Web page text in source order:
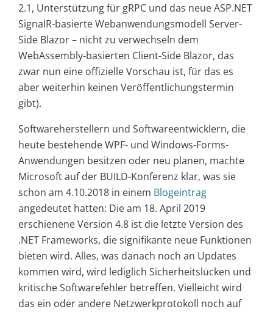
2.1, Unterstützung für gRPC und das neue ASP.NET
SignalR-basierte Webanwendungsmodell Server-
Side Blazor – nicht zu verwechseln dem
WebAssembly-basierten Client-Side Blazor, das
zwar nun eine offizielle Vorschau ist, für das es
aber weiterhin keinen Veröffentlichungstermin
gibt).
Softwareherstellern und Softwareentwicklern, die
heute bestehende WPF- und Windows-Forms-
Anwendungen besitzen oder neu planen, machte
Microsoft auf der BUILD-Konferenz klar, was sie
schon am 4.10.2018 in einem Blogeintrag
angedeutet hatten: Die am 18. April 2019
erschienene Version 4.8 ist die letzte Version des
.NET Frameworks, die signifikante neue Funktionen
bieten wird. Alles, was danach noch an Updates
kommen wird, wird lediglich Sicherheitslücken und
kritische Softwarefehler betreffen. Vielleicht wird
das ein oder andere Netzwerkprotokoll noch auf